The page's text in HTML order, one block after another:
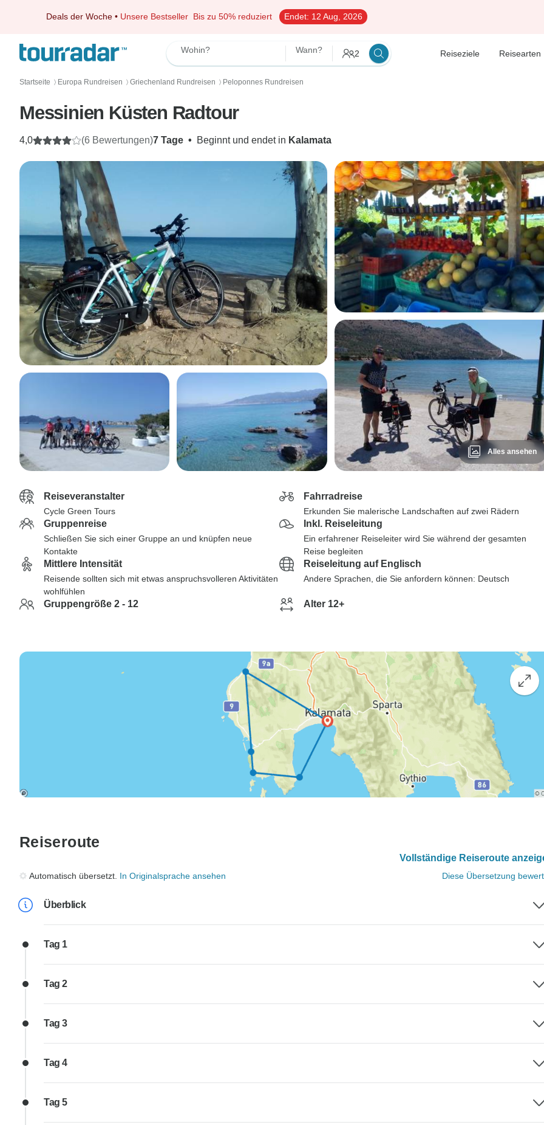
Deals der Woche • Unsere Bestseller Bis zu 50% reduziert Endet: 12 Aug, 2026
Wohin? Wann? 2 Reiseziele Reisearten
Startseite 〉 Europa Rundreisen 〉 Griechenland Rundreisen 〉 Peloponnes Rundreisen
Messinien Küsten Radtour
7 Tage • Beginnt und endet in Kalamata
4,0 (6 Bewertungen)
Alles ansehen
Reiseveranstalter
Cycle Green Tours
Fahrradreise
Erkunden Sie malerische Landschaften auf zwei Rädern
Gruppenreise
Schließen Sie sich einer Gruppe an und knüpfen neue
Kontakte
Inkl. Reiseleitung
Ein erfahrener Reiseleiter wird Sie während der gesamten
Reise begleiten
Mittlere Intensität
Reisende sollten sich mit etwas anspruchsvolleren Aktivitäten
wohlfühlen
Reiseleitung auf Englisch
Andere Sprachen, die Sie anfordern können: Deutsch
Gruppengröße 2 - 12 Alter 12+
Reiseroute
Vollständige Reiseroute
Automatisch übersetzt. In Originalsprache ansehen Diese Übersetzung
Überblick
Tag 1
Tag 2
Tag 3
Tag 4
Tag 5